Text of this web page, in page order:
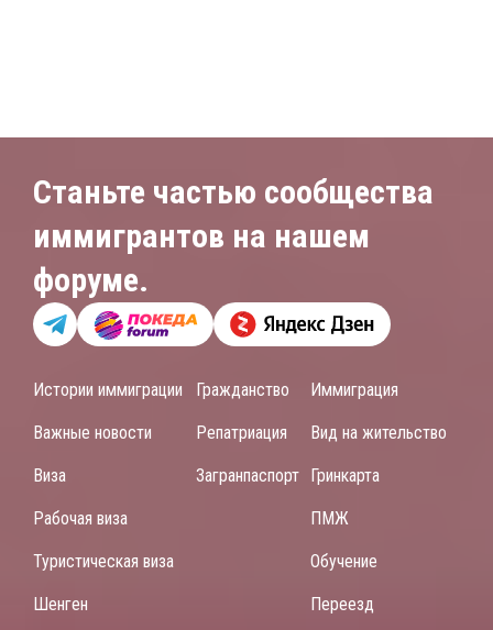
Станьте частью сообщества
иммигрантов на нашем
форуме.
Истории иммиграции
Важные новости
Виза
Рабочая виза
Туристическая виза
Шенген
Гражданство
Репатриация
Загранпаспорт
Иммиграция
Вид на жительство
Гринкарта
ПМЖ
Обучение
Переезд